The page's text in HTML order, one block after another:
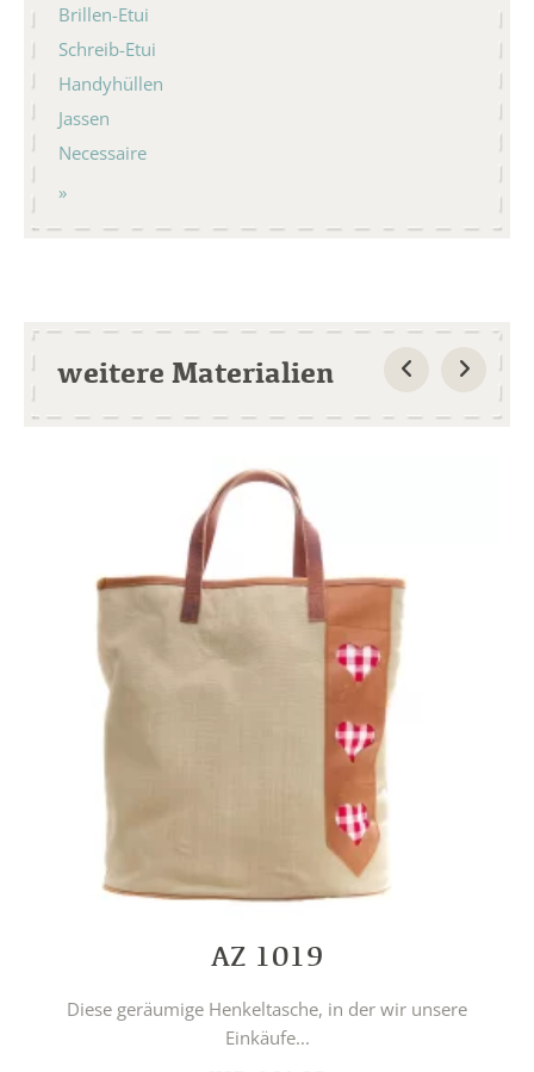
Brillen-Etui
Schreib-Etui
Handyhüllen
Jassen
Necessaire
weitere Materialien
AZ 1019
Diese geräumige Henkeltasche, in der wir unsere
Einkäufe...